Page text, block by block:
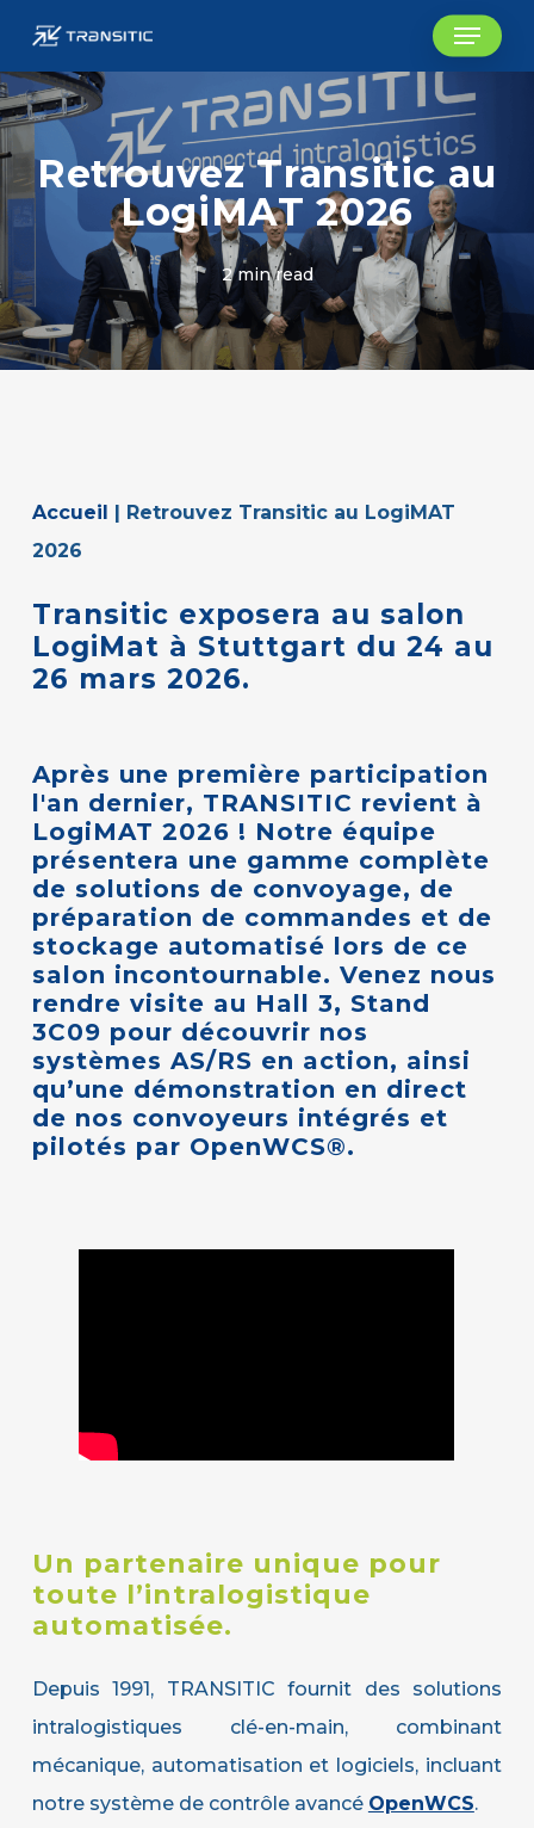
main
content
Menu
Retrouvez Transitic au
LogiMAT 2026
2 min read
Accueil | Retrouvez Transitic au LogiMAT
2026
Transitic exposera au salon
LogiMat à Stuttgart du 24 au
26 mars 2026.
Après une première participation
l'an dernier, TRANSITIC revient à
LogiMAT 2026 ! Notre équipe
présentera une gamme complète
de solutions de convoyage, de
préparation de commandes et de
stockage automatisé lors de ce
salon incontournable. Venez nous
rendre visite au Hall 3, Stand
3C09 pour découvrir nos
systèmes AS/RS en action, ainsi
qu’une démonstration en direct
de nos convoyeurs intégrés et
pilotés par OpenWCS®.
Un partenaire unique pour
toute l’intralogistique
automatisée.
Depuis 1991, TRANSITIC fournit des solutions
intralogistiques clé-en-main, combinant
mécanique, automatisation et logiciels, incluant
notre système de contrôle avancé OpenWCS.